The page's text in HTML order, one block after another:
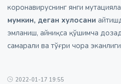
коронавируснинг янги
мумкин, деган хулосани
эмланиш, айниқса қўшимча
самарали ва тўғри чора
2022-01-17 19:55